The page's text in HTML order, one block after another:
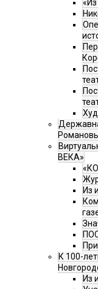
ВЕКА»
Из
К 100-
Из